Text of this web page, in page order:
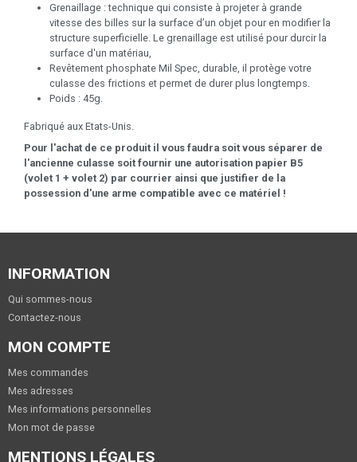
Grenaillage : technique qui consiste à projeter à grande
vitesse des billes sur la surface d’un objet pour en modifier la
structure superficielle. Le grenaillage est utilisé pour durcir la
surface d'un matériau,
Revêtement phosphate Mil Spec, durable, il protège votre
culasse des frictions et permet de durer plus longtemps.
Poids : 45g.
Fabriqué aux Etats-Unis.
Pour l'achat de ce produit il vous faudra soit vous séparer de
l'ancienne culasse soit fournir une autorisation papier B5
(volet 1 + volet 2) par courrier ainsi que justifier de la
possession d'une arme compatible avec ce matériel !
INFORMATION
Qui sommes-nous
Contactez-nous
MON COMPTE
Mes commandes
Mes adresses
Mes informations personnelles
Mon mot de passe
MENTIONS LÉGALES